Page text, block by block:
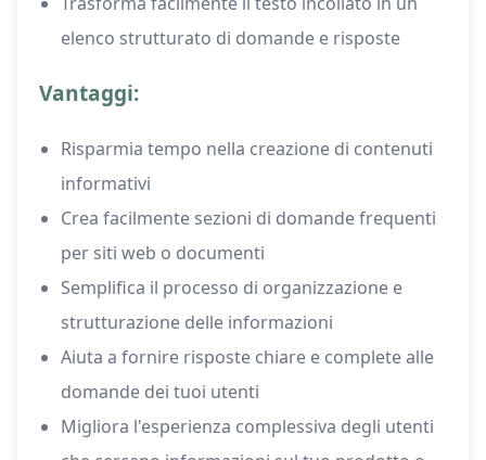
elenco strutturato di domande e risposte
Vantaggi:
Risparmia tempo nella creazione di contenuti
informativi
Crea facilmente sezioni di domande frequenti
per siti web o documenti
Semplifica il processo di organizzazione e
strutturazione delle informazioni
Aiuta a fornire risposte chiare e complete alle
domande dei tuoi utenti
Migliora l'esperienza complessiva degli utenti